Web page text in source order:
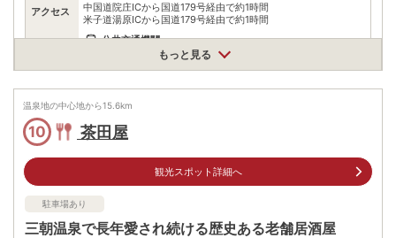
アクセス
中国道院庄ICから国道179号経由で約1時間
米子道湯原ICから国道179号経由で約1時間
公共交通機関
JR倉吉駅から日の丸バス三朝温泉行で20分
三朝商工バスセンター下車、徒歩すぐ
駐車場
無料（7台）
※ぼちゃぼちゃ、たまわりの湯より120m
電話番号
0858430017
※問い合わせ先：みささ温泉
※ 掲載情報は変更になる場合があります。最新の内容はご利用前にご自身でお
問合せください。
※ 料金情報は税込・税抜表記が混ざっております。正しい金額はご利用前にご
自身でお問合せください。
もっと見る
温泉地の中心地から15.6km
10 茶田屋
観光スポット詳細へ
駐車場あり
三朝温泉で長年愛され続ける歴史ある老舗居酒屋